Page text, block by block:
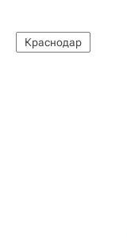
Краснодар